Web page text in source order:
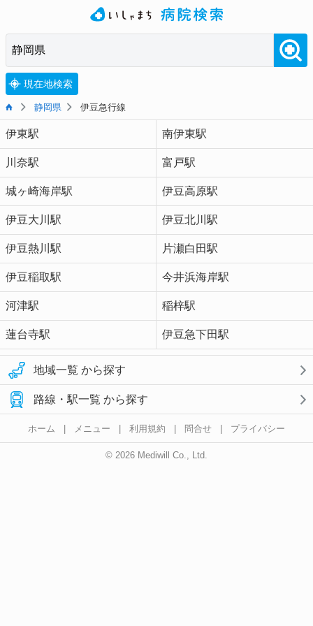
現在地検索
静岡県 伊豆急行線
伊東駅 南伊東駅
川奈駅 富戸駅
城ヶ崎海岸駅 伊豆高原駅
伊豆大川駅 伊豆北川駅
伊豆熱川駅 片瀬白田駅
伊豆稲取駅 今井浜海岸駅
河津駅 稲梓駅
蓮台寺駅 伊豆急下田駅
地域一覧 から探す
路線・駅一覧 から探す
ホーム | メニュー | 利用規約 | 問合せ | プライバシー
© 2026 Mediwill Co., Ltd.